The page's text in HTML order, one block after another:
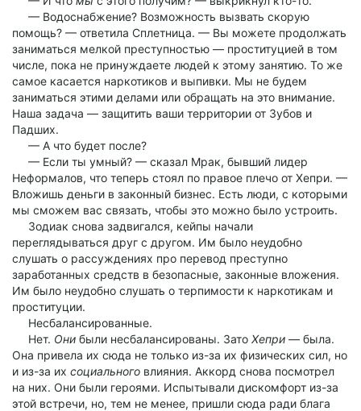
— Водоснабжение? Возможность вызвать скорую
помощь? — ответила Сплетница. — Вы можете продолжать
заниматься мелкой преступностью — проституцией в том
числе, пока не принуждаете людей к этому занятию. То же
самое касается наркотиков и выпивки. Мы не будем
заниматься этими делами или обращать на это внимание.
Наша задача — защитить ваши территории от Зубов и
Падших.
— А что будет после?
— Если ты умный? — сказал Мрак, бывший лидер
Неформалов, что теперь стоял по правое плечо от Хепри. —
Вложишь деньги в законный бизнес. Есть люди, с которыми
мы сможем вас связать, чтобы это можно было устроить.
Зодиак снова задвигался, кейпы начали
переглядываться друг с другом. Им было неудобно
слушать о рассуждениях про перевод преступно
заработанных средств в безопасные, законные вложения.
Им было неудобно слушать о терпимости к наркотикам и
проституции.
Несбалансированные.
Нет. Они были несбалансированы. Зато Хепри — была.
Она привела их сюда не только из-за их физических сил, но
и из-за их социального влияния. Аккорд снова посмотрел
на них. Они были героями. Испытывали дискомфорт из-за
этой встречи, но, тем не менее, пришли сюда ради блага